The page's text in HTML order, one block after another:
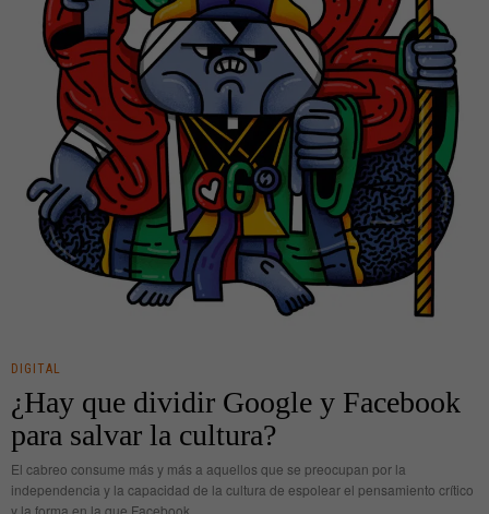
DIGITAL
¿Hay que dividir Google y Facebook
para salvar la cultura?
El cabreo consume más y más a aquellos que se preocupan por la
independencia y la capacidad de la cultura de espolear el pensamiento crítico